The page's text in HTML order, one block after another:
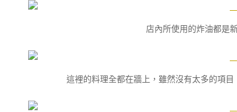
店內所使用的炸油都是
這裡的料理全都在牆上，雖然沒有太多的項